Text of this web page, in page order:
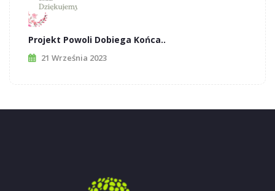
Projekt Powoli Dobiega Końca..
21 Września 2023